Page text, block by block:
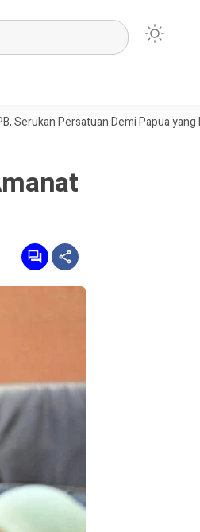
Persatuan Demi Papua yang